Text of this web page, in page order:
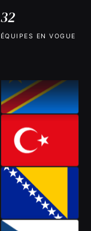
32
ÉQUIPES EN VOGUE